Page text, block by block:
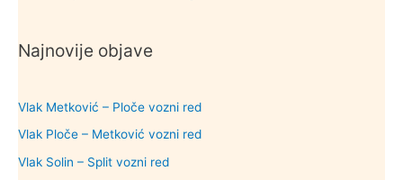
Najnovije objave
Vlak Metković – Ploče vozni red
Vlak Ploče – Metković vozni red
Vlak Solin – Split vozni red